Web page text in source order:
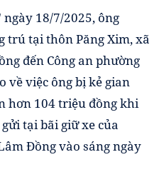
18/7/2025, ông
trú tại thôn Păng Xim, xã
đến Công an phường
về việc ông bị kẻ gian
hơn 104 triệu đồng khi
tại bãi giữ xe của
Đồng vào sáng ngày